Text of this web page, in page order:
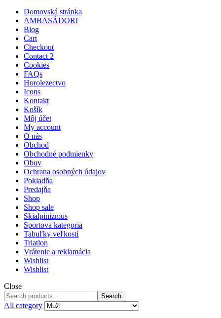
Domovská stránka
AMBASÁDORI
Blog
Cart
Checkout
Contact 2
Cookies
FAQs
Horolezectvo
Icons
Kontakt
Košík
Môj účet
My account
O nás
Obchod
Obchodné podmienky
Obuv
Ochrana osobných údajov
Pokladňa
Predajňa
Shop
Shop sale
Skialpinizmus
Sportova kategoria
Tabuľky veľkostí
Triatlon
Vrátenie a reklamácia
Wishlist
Wishlist
Close
Search
for:
Search
All category